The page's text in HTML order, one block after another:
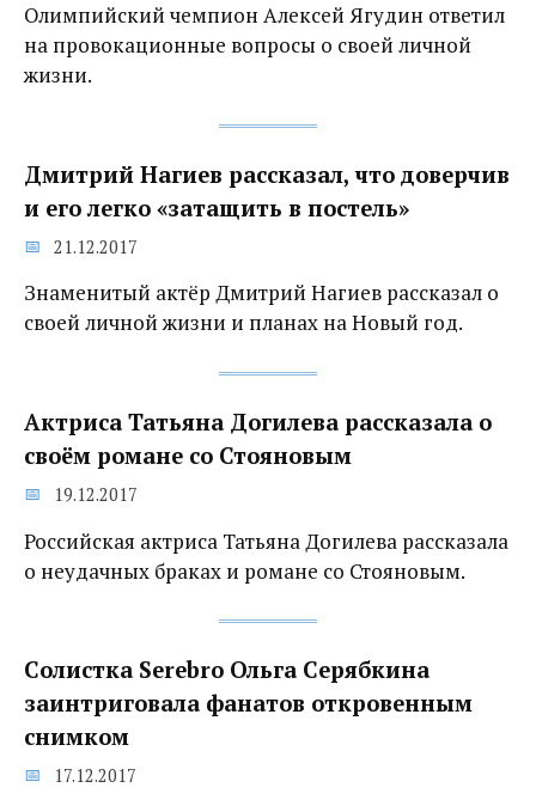
Олимпийский чемпион Алексей Ягудин ответил
на провокационные вопросы о своей личной
жизни.
Дмитрий Нагиев рассказал, что доверчив
и его легко «затащить в постель»
21.12.2017
Знаменитый актёр Дмитрий Нагиев рассказал о
своей личной жизни и планах на Новый год.
Актриса Татьяна Догилева рассказала о
своём романе со Стояновым
19.12.2017
Российская актриса Татьяна Догилева рассказала
о неудачных браках и романе со Стояновым.
Солистка Serebro Ольга Серябкина
заинтриговала фанатов откровенным
снимком
17.12.2017